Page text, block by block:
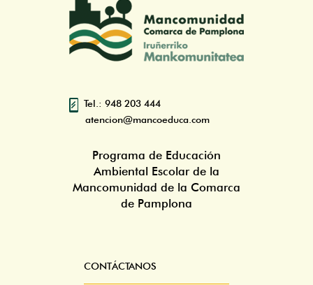
Tel.: 948 203 444
atencion@mancoeduca.com
Programa de Educación
Ambiental Escolar de la
Mancomunidad de la Comarca
de Pamplona
Pie
CONTÁCTANOS